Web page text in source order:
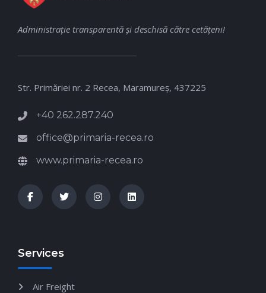
Administraţie transparentă şi deschisă către cetăţeni!
Str. Primăriei nr. 2 Recea, Maramureş, 437225
+40 262.287.240
office@primaria-recea.ro
www.primaria-recea.ro
Services
Air Freight